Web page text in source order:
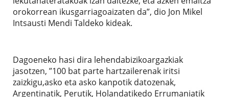
orokorrean ikusgarriagoaizaten da”, dio Jon Mikel
Intsausti Mendi Taldeko kideak.
Dagoeneko hasi dira lehendabizikoargazkiak
jasotzen, ”100 bat parte hartzailerenak iritsi
zaizkigu,asko eta asko kanpotik datozenak,
Argentinatik, Perutik, Holandatikedo Errumaniatik